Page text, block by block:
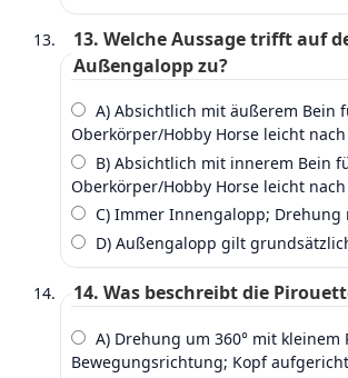
13. Welche Aussage trifft auf
Außengalopp zu?
A) Absichtlich mit äußerem Bein
Oberkörper/Hobby Horse leicht
B) Absichtlich mit innerem Bein
Oberkörper/Hobby Horse leicht
C) Immer Innengalopp; Drehung
D) Außengalopp gilt
14. Was beschreibt die
A) Drehung um 360° mit kleinem
Bewegungsrichtung; Kopf